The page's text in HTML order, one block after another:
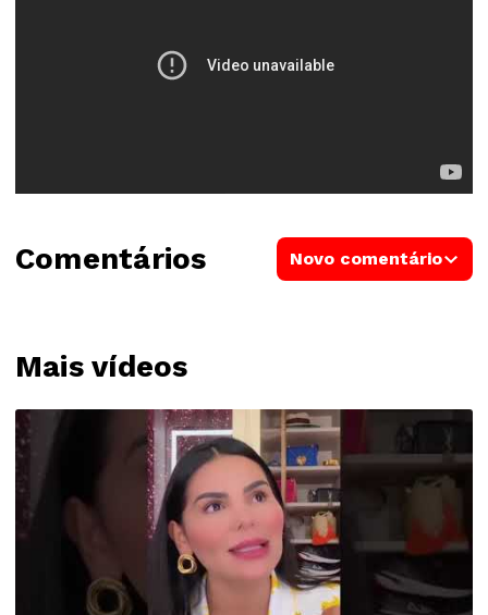
Mais vídeos
Comentários Novo comentário